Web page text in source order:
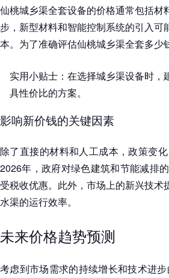
仙桃城乡渠全套设备的价格通常包括
步，新型材料和智能控制系统的引入
本。为了准确评估仙桃城乡渠全套多
实用小贴士：在选择城乡渠设备时
具性价比的方案。
影响新价钱的关键因素
除了直接的材料和人工成本，政策变
2026年，政府对绿色建筑和节能减排
受税收优惠。此外，市场上的新兴技
水渠的运行效率。
未来价格趋势预测
考虑到市场需求的持续增长和技术进